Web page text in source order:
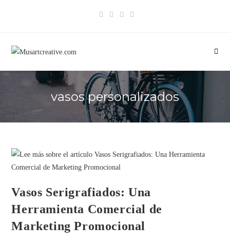
vasos personalizados
Vasos Serigrafiados: Una
Herramienta Comercial de
Marketing Promocional